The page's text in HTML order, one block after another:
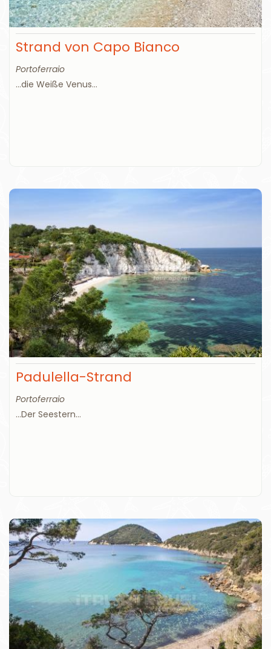
Strand von Capo Bianco
Portoferraio
...die Weiße Venus...
Padulella-Strand
Portoferraio
...Der Seestern...